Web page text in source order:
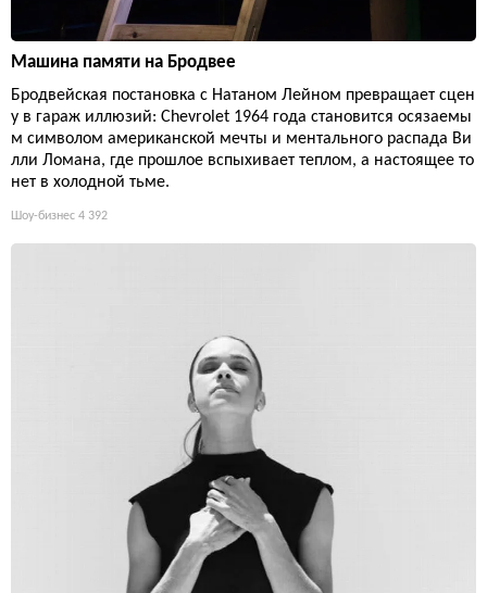
Машина памяти на Бродвее
Бродвейская постановка с Натаном Лейном превращает сцен
у в гараж иллюзий: Chevrolet 1964 года становится осязаемы
м символом американской мечты и ментального распада Ви
лли Ломана, где прошлое вспыхивает теплом, а настоящее то
нет в холодной тьме.
Шоу-бизнес 4 392